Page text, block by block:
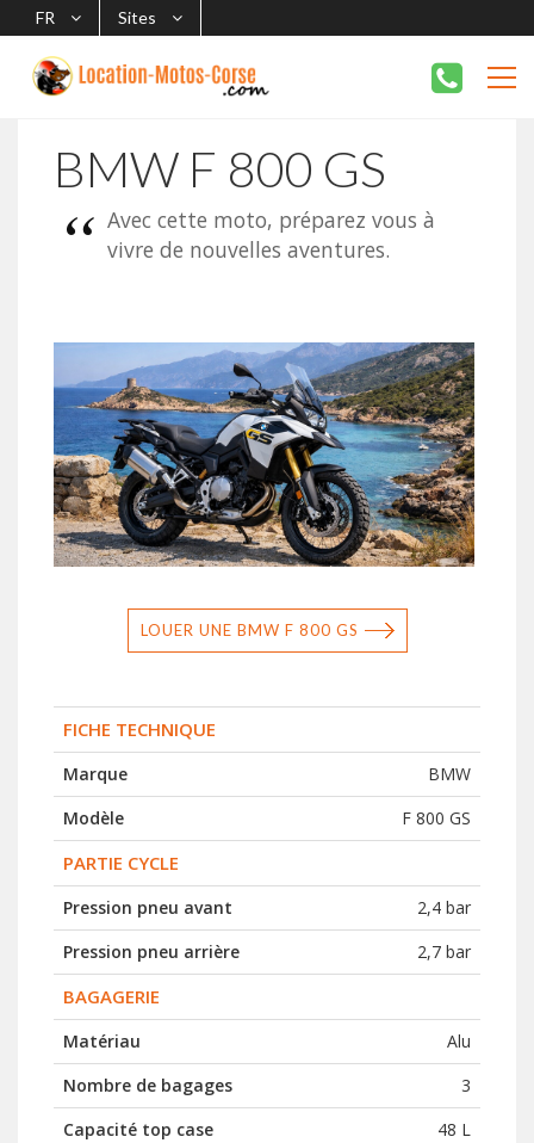
FR Sites
BMW F 800 GS
Avec cette moto, préparez vous à
vivre de nouvelles aventures.
LOUER UNE BMW F 800 GS
FICHE TECHNIQUE
Marque
BMW
Modèle
F 800 GS
PARTIE CYCLE
Pression pneu avant
2,4 bar
Pression pneu arrière
2,7 bar
BAGAGERIE
Matériau
Alu
Nombre de bagages
3
Capacité top case
48 L